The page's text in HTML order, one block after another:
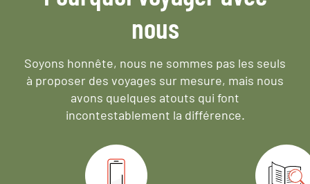
nous
Soyons honnête, nous ne sommes pas les seuls
à proposer des voyages sur mesure, mais nous
avons quelques atouts qui font
incontestablement la différence.